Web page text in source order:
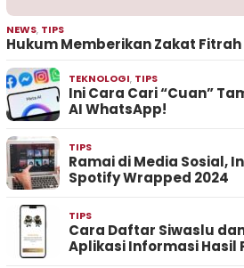
NEWS, TIPS
Hukum Memberikan Zakat Fitrah
TEKNOLOGI, TIPS
Ini Cara Cari “Cuan”
AI WhatsApp!
TIPS
Ramai di Media Sosial,
Spotify Wrapped 2024
TIPS
Cara Daftar Siwaslu
Aplikasi Informasi Hasil